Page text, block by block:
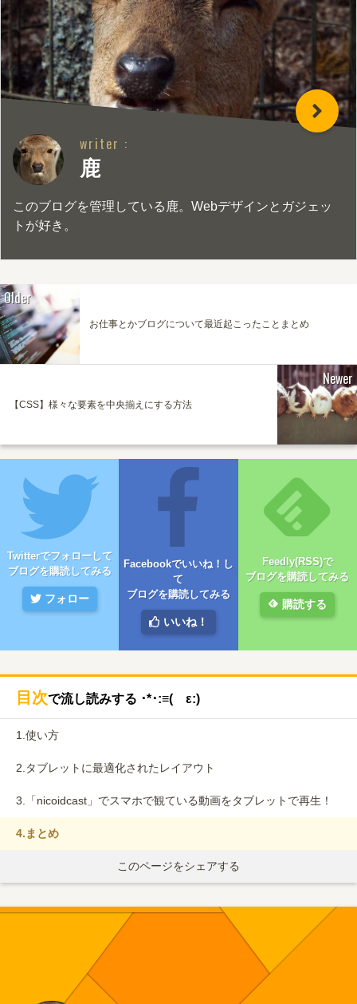
writer :
鹿
このブログを管理している鹿。Webデザインとガジェッ
トが好き。
Older
お仕事とかブログについて最近起こったことまとめ
【CSS】様々な要素を中央揃えにする方法
Newer
Twitterでフォローして
ブログを購読してみる
フォロー
Facebookでいいね！し
て
ブログを購読してみる
いいね！
Feedly(RSS)で
ブログを購読してみる
購読する
目次で流し読みする ･*･:≡( ε:)
1.使い方
2.タブレットに最適化されたレイアウト
3. 「nicoidcast」でスマホで観ている動画をタブレットで再生！
4.まとめ
このページをシェアする